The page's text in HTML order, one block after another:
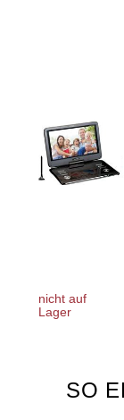
nicht auf
Lager
SO